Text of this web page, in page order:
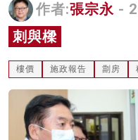
名家榜
灼見活動
關於我們
作者:張宗永 -
刺與樑
樓價 施政報告 劏房